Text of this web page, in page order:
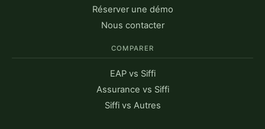
Réserver une démo
Nous contacter
COMPARER
EAP vs Siffi
Assurance vs Siffi
Siffi vs Autres